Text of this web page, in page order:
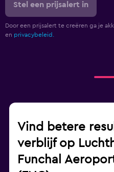
Stel een prijsalert in
Door een prijsalert te creëren ga je
en privacybeleid.
Vind betere
verblijf op
Funchal